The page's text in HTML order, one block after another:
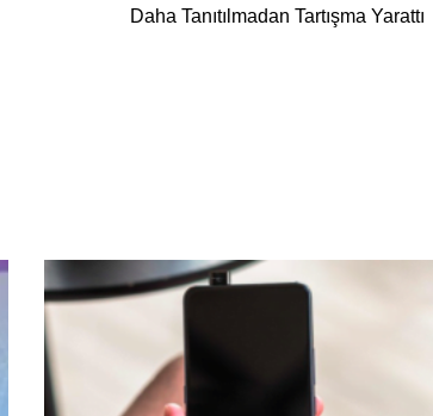
Daha Tanıtılmadan Tartışma Yarattı